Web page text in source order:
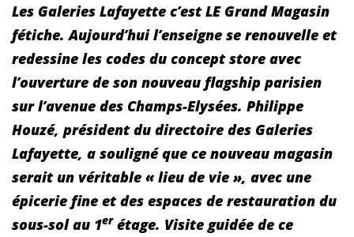
Les Galeries Lafayette c’est LE Grand Magasin
fétiche. Aujourd’hui l’enseigne se renouvelle et
redessine les codes du concept store avec
l’ouverture de son nouveau flagship parisien
sur l’avenue des Champs-Elysées. Philippe
Houzé, président du directoire des Galeries
Lafayette, a souligné que ce nouveau magasin
serait un véritable « lieu de vie », avec une
épicerie fine et des espaces de restauration du
sous-sol au 1erétage. Visite guidée de ce